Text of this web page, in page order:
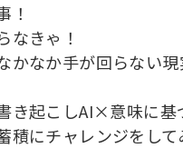
！
なきゃ！
かなか手が回らない
起こしAI×意味に
積にチャレンジをして